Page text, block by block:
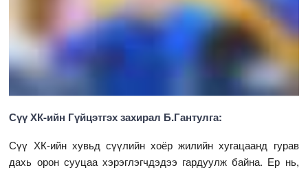
Сүү ХК-ийн Гүйцэтгэх захирал Б.Гантулга:
Сүү ХК-ийн хувьд сүүлийн хоёр жилийн хугацаанд гурав
дахь орон сууцаа хэрэглэгчдэдээ гардуулж байна. Ер нь,